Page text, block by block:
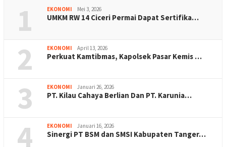
1 EKONOMI Mei 3, 2026
UMKM RW 14 Ciceri Permai Dapat Sertifika…
2 EKONOMI April 13, 2026
Perkuat Kamtibmas, Kapolsek Pasar Kemis …
3 EKONOMI Januari 26, 2026
PT. Kilau Cahaya Berlian Dan PT. Karunia…
4 EKONOMI Januari 16, 2026
Sinergi PT BSM dan SMSI Kabupaten Tanger…